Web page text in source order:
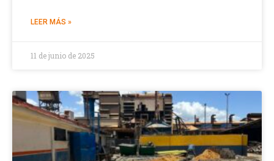
LEER MÁS »
11 de junio de 2025